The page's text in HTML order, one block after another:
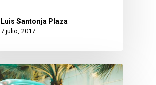
Luis Santonja Plaza
7 julio, 2017